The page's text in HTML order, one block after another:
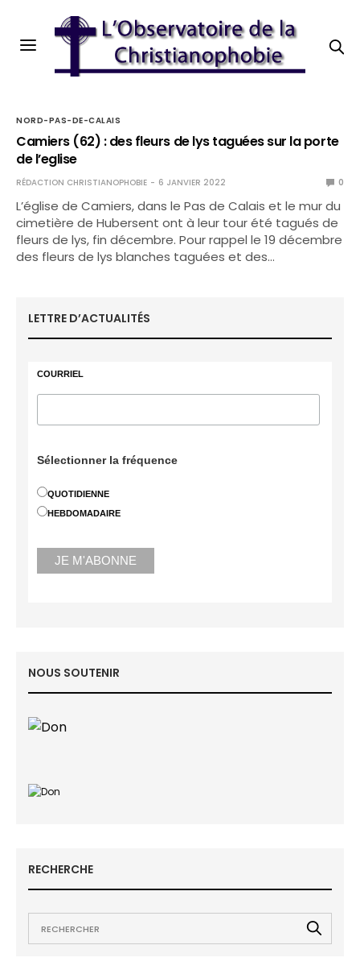
NORD-PAS-DE-CALAIS
Camiers (62) : des fleurs de lys taguées sur la porte
de l’eglise
RÉDACTION CHRISTIANOPHOBIE 6 JANVIER 2022 0
L’église de Camiers, dans le Pas de Calais et le mur du
cimetière de Hubersent ont à leur tour été tagués de
fleurs de lys, fin décembre. Pour rappel le 19 décembre
des fleurs de lys blanches taguées et des…
LETTRE D’ACTUALITÉS
COURRIEL
Sélectionner la fréquence
QUOTIDIENNE
HEBDOMADAIRE
NOUS SOUTENIR
RECHERCHE